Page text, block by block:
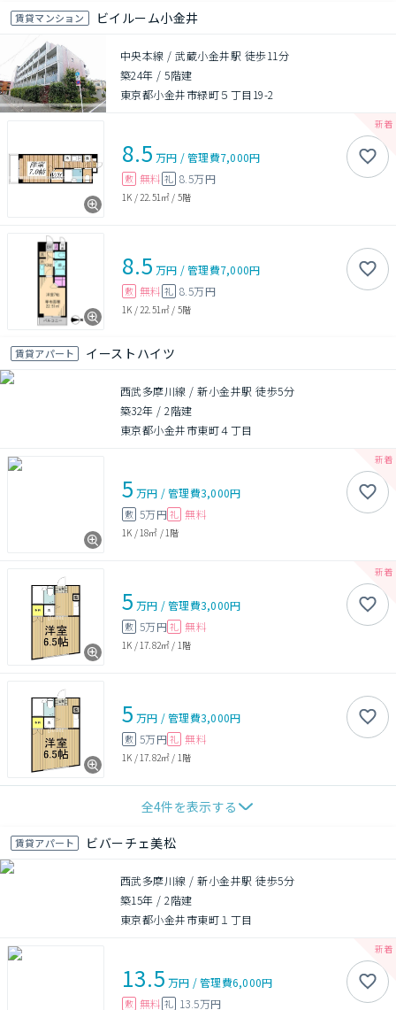
賃貸マンション ビイルーム小金井
中央本線 / 武蔵小金井駅 徒歩11分
築24年 /5階建
東京都小金井市緑町５丁目19-2
8.5 万円 /管理費7,000円
敷 無料 礼 8.5万円
1K / 22.51㎡ / 5階
8.5 万円 /管理費7,000円
敷 無料 礼 8.5万円
1K / 22.51㎡ / 5階
賃貸アパート イーストハイツ
西武多摩川線 / 新小金井駅 徒歩5分
築32年 /2階建
東京都小金井市東町４丁目
5 万円 /管理費3,000円
敷 5万円 礼 無料
1K / 18㎡ / 1階
5 万円 /管理費3,000円
敷 5万円 礼 無料
1K / 17.82㎡ / 1階
5 万円 /管理費3,000円
敷 5万円 礼 無料
1K / 17.82㎡ / 1階
全4件を表示する
賃貸アパート ビバーチェ美松
西武多摩川線 / 新小金井駅 徒歩5分
築15年 /2階建
東京都小金井市東町１丁目
13.5 万円 /管理費6,000円
敷 無料 礼 13.5万円